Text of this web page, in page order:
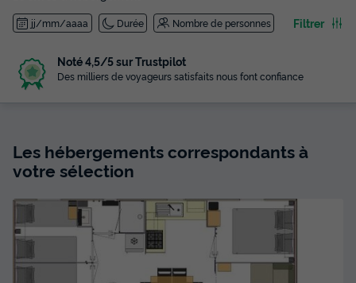
jj/mm/aaaa Durée Nombre de personnes Filtrer
Noté 4,5/5 sur Trustpilot
Des milliers de voyageurs satisfaits nous font confiance
Les hébergements correspondants à
votre sélection